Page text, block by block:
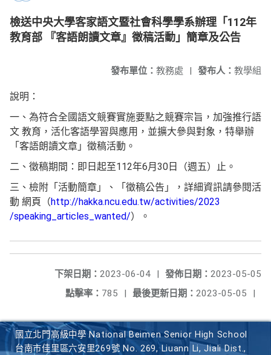
檢送中央大學客家語文暨社會科學學系辦理「112年
教育部 『客語朗讀文章』徵稿活動」簡章及公告
發布人： 教學組
發布單位： 教務處 |
說明：
一、為符合全國語文競賽實施要點之競賽宗旨，加強推行語
文 教育，活化客語學習與應用，並擴大參與對象，特舉辦
「客語朗讀文章」徵稿活動。
二、徵稿期間：即日起至112年6月30日（週五）止。
三、檢附「活動簡章」、「徵稿公告」，詳細資訊請參閱活
動 網頁（http://hakka.ncu.edu.tw/activities/2023
/speaking_articles_wanted/）。
發佈日期： 2023-05-05
下架日期： 2023-06-04
|
最後更新日期： 2023-05-05 |
點擊率： 785 |
國立北門高級中學 National Beimen Senior High School
台南市佳里區六安里269號 No. 269, Liuann Li, Jiali Dist.,